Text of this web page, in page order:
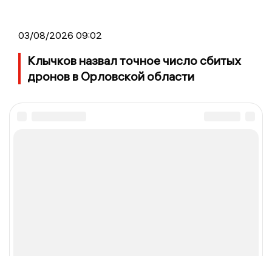
03/08/2026 09:02
Клычков назвал точное число сбитых
дронов в Орловской области